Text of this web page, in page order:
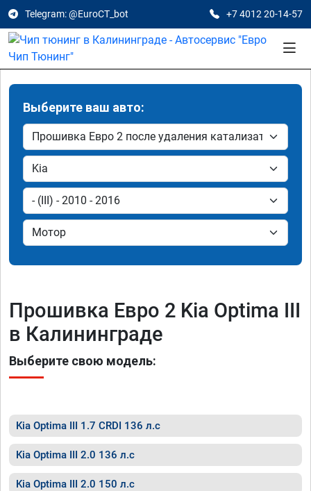
Telegram: @EuroCT_bot +7 4012 20-14-57
Выберите ваш авто:
Прошивка Евро 2 Kia Optima III
в Калининграде
Выберите свою модель:
Kia Optima III 1.7 CRDI 136 л.с
Kia Optima III 2.0 136 л.с
Kia Optima III 2.0 150 л.с